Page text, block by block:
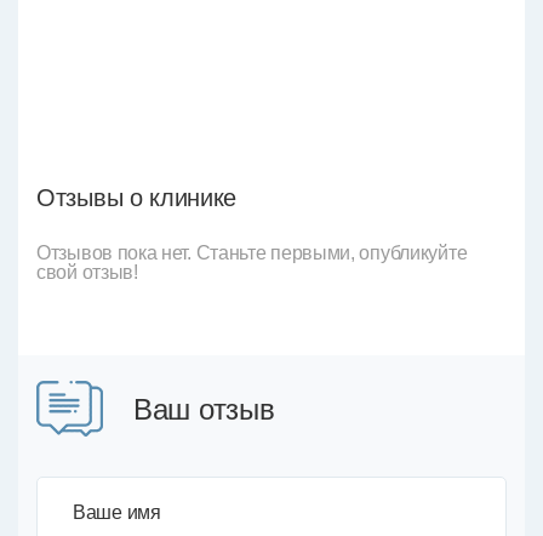
Отзывы о клинике
Отзывов пока нет. Станьте первыми, опубликуйте
свой отзыв!
Ваш отзыв
Ваше имя